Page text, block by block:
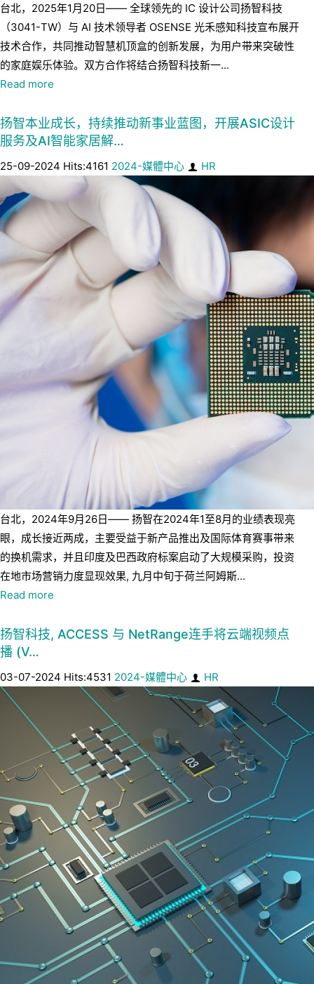
台北，2025年1月20日—— 全球领先的 IC 设计公司扬智科技
（3041-TW）与 AI 技术领导者 OSENSE 光禾感知科技宣布展开
技术合作，共同推动智慧机顶盒的创新发展，为用户带来突破性
的家庭娱乐体验。双方合作将结合扬智科技新一...
Read more
扬智本业成长，持续推动新事业蓝图，开展ASIC设计
服务及AI智能家居解…
25-09-2024 Hits:4161 2024-媒體中心 HR
台北，2024年9月26日—— 扬智在2024年1至8月的业绩表现亮
眼，成长接近两成，主要受益于新产品推出及国际体育赛事带来
的换机需求，并且印度及巴西政府标案启动了大规模采购，投资
在地市场营销力度显现效果, 九月中旬于荷兰阿姆斯...
Read more
扬智科技, ACCESS 与 NetRange连手将云端视频点
播 (V…
03-07-2024 Hits:4531 2024-媒體中心 HR